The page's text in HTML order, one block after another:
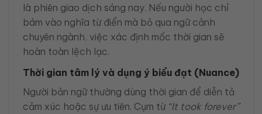
là phiên giao dịch sáng nay. Nếu người học chỉ
bám vào nghĩa từ điển mà bỏ qua ngữ cảnh
chuyên ngành, việc xác định mốc thời gian sẽ
hoàn toàn lệch lạc.
Thời gian tâm lý và dụng ý biểu đạt (Nuance)
Người bản ngữ thường dùng thời gian để diễn tả
cảm xúc hoặc sự ưu tiên. Cụm từ “It took forever”